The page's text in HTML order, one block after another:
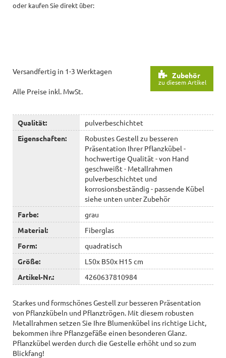
oder kaufen Sie direkt über:
Zubehör
zu diesem Artikel
Versandfertig in 1-3 Werktagen
Alle Preise inkl. MwSt.
Qualität:
pulverbeschichtet
Eigenschaften:
Robustes Gestell zu besseren
Präsentation Ihrer Pflanzkübel -
hochwertige Qualität - von Hand
geschweißt - Metallrahmen
pulverbeschichtet und
korrosionsbeständig - passende Kübel
siehe unten unter Zubehör
Farbe:
grau
Material:
Fiberglas
Form:
quadratisch
Größe:
L50x B50x H15 cm
Artikel-Nr.:
4260637810984
Starkes und formschönes Gestell zur besseren Präsentation
von Pflanzkübeln und Pflanztrögen. Mit diesem robusten
Metallrahmen setzen Sie Ihre Blumenkübel ins richtige Licht,
bekommen ihre Pflanzgefäße einen besonderen Glanz.
Pflanzkübel werden durch die Gestelle erhöht und so zum
Blickfang!